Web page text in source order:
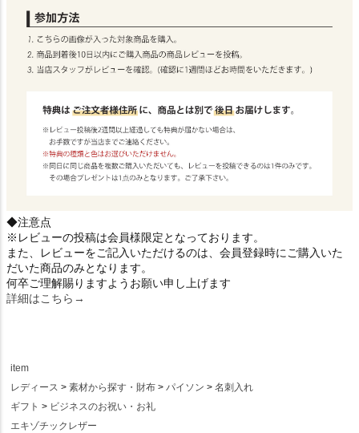
◆注意点
※レビューの投稿は会員様限定となっております。
また、レビューをご記入いただけるのは、会員登録時にご購入いた
だいた商品のみとなります。
何卒ご理解賜りますようお願い申し上げます
詳細はこちら→
item
レディース
素材から探す・財布 パイソン
名刺入れ
ギフト
ビジネスのお祝い・お礼
エキゾチックレザー